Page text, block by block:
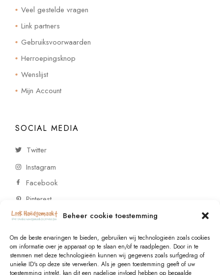
Beheer cookie toestemming
Om de beste ervaringen te bieden, gebruiken wij technologieën zoals cookies
om informatie over je apparaat op te slaan en/of te raadplegen. Door in te
stemmen met deze technologieën kunnen wij gegevens zoals surfgedrag of
unieke ID's op deze site verwerken. Als je geen toestemming geeft of uw
toestemming intrekt, kan dit een nadelige invloed hebben op bepaalde
Veel gestelde vragen
Link partners
Gebruiksvoorwaarden
Herroepingsknop
Wenslijst
Mijn Account
SOCIAL MEDIA
Twitter
Instagram
Facebook
Pinterest
CONTACT
Vragen of wensen? Neem contact op!